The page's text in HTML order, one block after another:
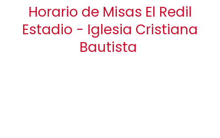
Horario de Misas El Redil
Estadio - Iglesia Cristiana
Bautista